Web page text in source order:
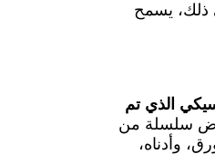
ذلك، يسمح
الذي تم
تم عرض سلسلة من
وأدناه،